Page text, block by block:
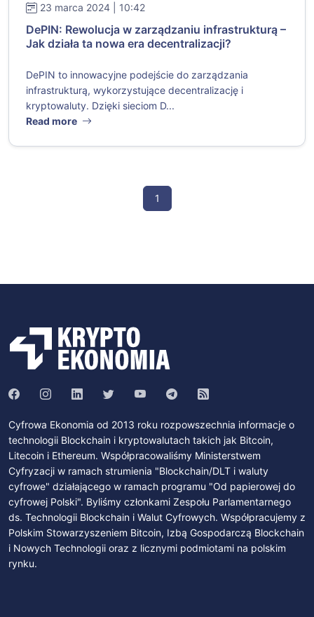
23 marca 2024 | 10:42
DePIN: Rewolucja w zarządzaniu infrastrukturą –
Jak działa ta nowa era decentralizacji?
DePIN to innowacyjne podejście do zarządzania
infrastrukturą, wykorzystujące decentralizację i
kryptowaluty. Dzięki sieciom D...
Read more
1
Cyfrowa Ekonomia od 2013 roku rozpowszechnia informacje o
technologii Blockchain i kryptowalutach takich jak Bitcoin,
Litecoin i Ethereum. Współpracowaliśmy Ministerstwem
Cyfryzacji w ramach strumienia "Blockchain/DLT i waluty
cyfrowe" działającego w ramach programu "Od papierowej do
cyfrowej Polski". Byliśmy członkami Zespołu Parlamentarnego
ds. Technologii Blockchain i Walut Cyfrowych. Współpracujemy z
Polskim Stowarzyszeniem Bitcoin, Izbą Gospodarczą Blockchain
i Nowych Technologii oraz z licznymi podmiotami na polskim
rynku.